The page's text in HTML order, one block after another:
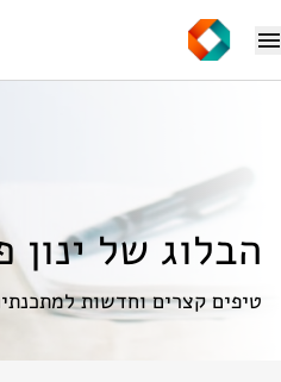
הבלוג של ינון
טיפים קצרים וחדשות